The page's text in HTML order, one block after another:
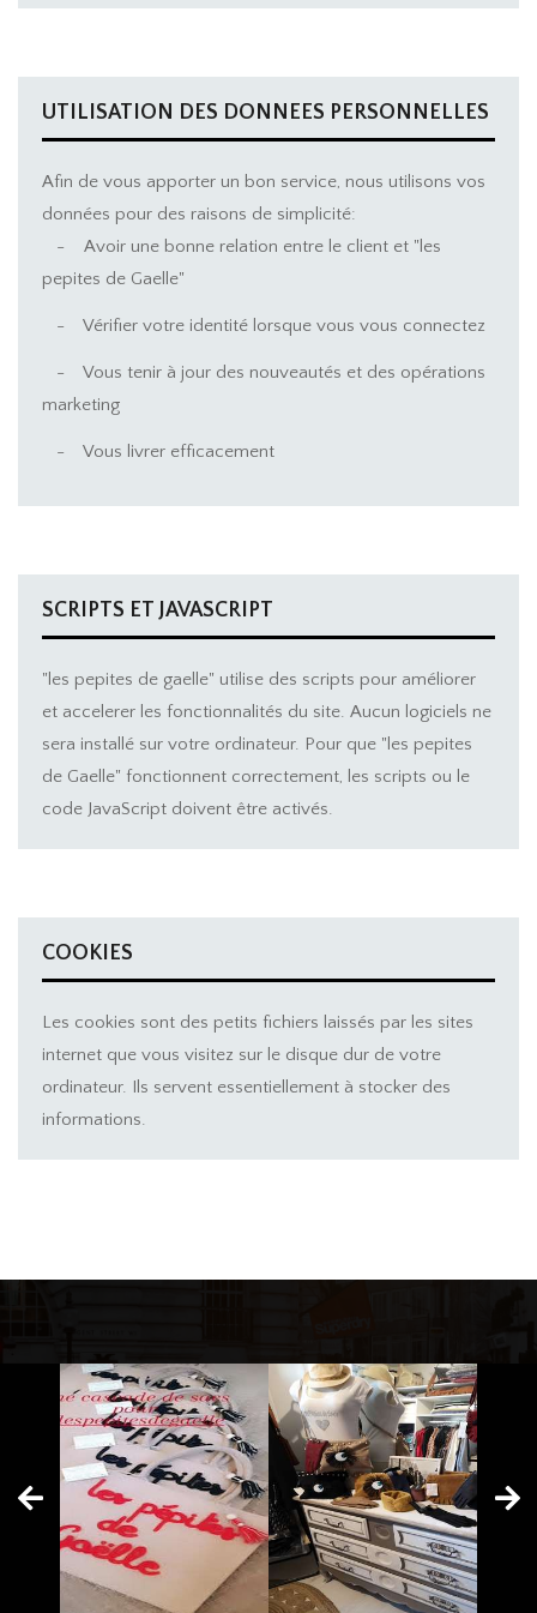
UTILISATION DES DONNEES PERSONNELLES
Afin de vous apporter un bon service, nous utilisons vos
données pour des raisons de simplicité:
- Avoir une bonne relation entre le client et "les
pepites de Gaelle"
- Vérifier votre identité lorsque vous vous connectez
- Vous tenir à jour des nouveautés et des opérations
marketing
- Vous livrer efficacement
SCRIPTS ET JAVASCRIPT
"les pepites de gaelle" utilise des scripts pour améliorer
et accelerer les fonctionnalités du site. Aucun logiciels ne
sera installé sur votre ordinateur. Pour que "les pepites
de Gaelle" fonctionnent correctement, les scripts ou le
code JavaScript doivent être activés.
COOKIES
Les cookies sont des petits fichiers laissés par les sites
internet que vous visitez sur le disque dur de votre
ordinateur. Ils servent essentiellement à stocker des
informations.